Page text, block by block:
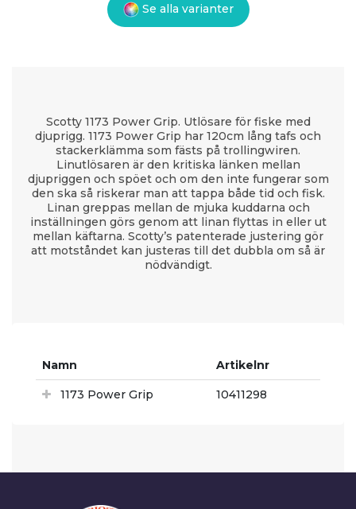
Se alla varianter
Scotty 1173 Power Grip. Utlösare för fiske med
djuprigg. 1173 Power Grip har 120cm lång tafs och
stackerklämma som fästs på trollingwiren.
Linutlösaren är den kritiska länken mellan
djupriggen och spöet och om den inte fungerar som
den ska så riskerar man att tappa både tid och fisk.
Linan greppas mellan de mjuka kuddarna och
inställningen görs genom att linan flyttas in eller ut
mellan käftarna. Scotty’s patenterade justering gör
att motståndet kan justeras till det dubbla om så är
nödvändigt.
Namn Artikelnr
1173 Power Grip 10411298